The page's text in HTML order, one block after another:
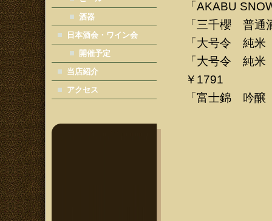
「AKABU
「三千櫻 普
「大号令 純
「大号令 純
￥1791
「富士錦 吟
酒器
日本酒会・ワイン会
開催予定
当店紹介
アクセス